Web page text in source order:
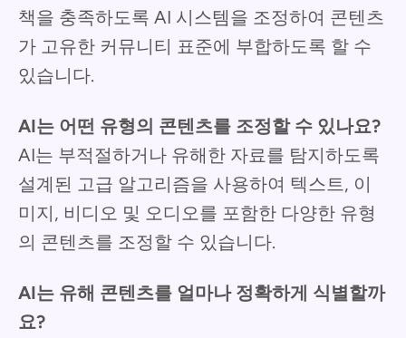
책을 충족하도록 AI 시스템을 조정하여 콘텐츠
가 고유한 커뮤니티 표준에 부합하도록 할 수
있습니다.
AI는 어떤 유형의 콘텐츠를 조정할 수 있나요?
AI는 부적절하거나 유해한 자료를 탐지하도록
설계된 고급 알고리즘을 사용하여 텍스트, 이
미지, 비디오 및 오디오를 포함한 다양한 유형
의 콘텐츠를 조정할 수 있습니다.
AI는 유해 콘텐츠를 얼마나 정확하게 식별할까
요?